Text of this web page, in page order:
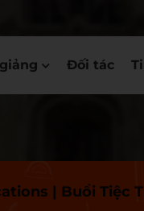
Đối tác
| Buổi